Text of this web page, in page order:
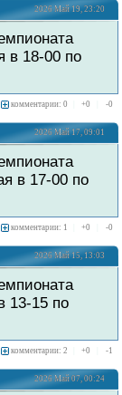
2026 Май 19, 23:20
в 18-00 по
комментарии: 0 +0 -0
2026 Май 17, 09:01
в 17-00 по
комментарии: 1 +0 -0
2026 Май 15, 13:03
13-15 по
комментарии: 2 +0 -1
2026 Май 07, 00:24